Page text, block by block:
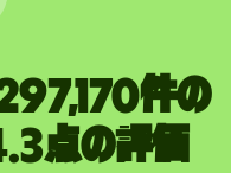
件の
点の評価